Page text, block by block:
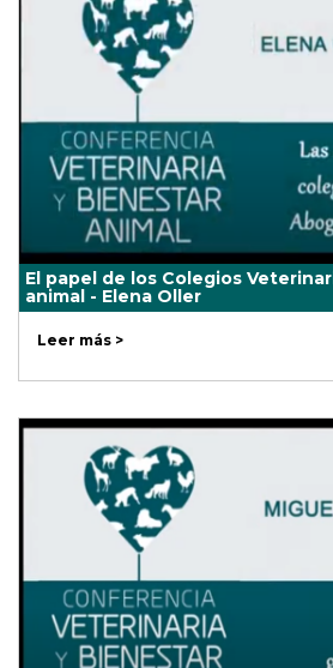
El papel de los Colegios
animal - Elena Oller
Leer más >